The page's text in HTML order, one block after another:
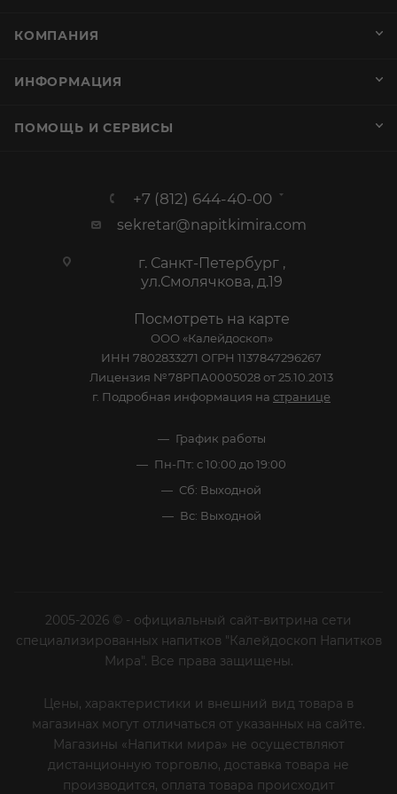
КОМПАНИЯ
ИНФОРМАЦИЯ
ПОМОЩЬ И СЕРВИСЫ
+7 (812) 644-40-00
sekretar@napitkimira.com
г. Санкт-Петербург ,
ул.Смолячкова, д.19
Посмотреть на карте
ООО «Калейдоскоп»
ИНН 7802833271 ОГРН 1137847296267
Лицензия №78РПА0005028 от 25.10.2013
г. Подробная информация на странице
График работы
Пн-Пт: с 10:00 до 19:00
Сб: Выходной
Вс: Выходной
2005-2026 © - официальный сайт-витрина сети
специализированных напитков "Калейдоскоп Напитков
Мира". Все права защищены.
Цены, характеристики и внешний вид товара в
магазинах могут отличаться от указанных на сайте.
Магазины «Напитки мира» не осуществляют
дистанционную торговлю, доставка товара не
производится, оплата товара происходит